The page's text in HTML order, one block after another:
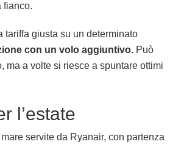
fianco.
tariffa giusta su un determinato
con un volo aggiuntivo. Può
ma a volte si riesce a spuntare ottimi
l’estate
servite da Ryanair, con partenza